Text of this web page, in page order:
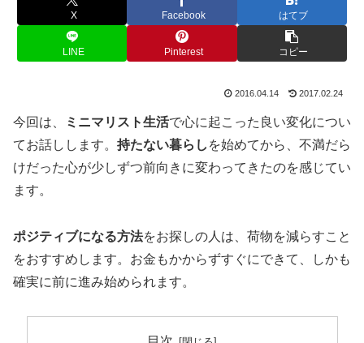
X Facebook はてブ
LINE Pinterest コピー
2016.04.14 2017.02.24
今回は、 ミニマリスト生活で心に起こった良い変化につい
てお話しします。 持たない暮らし を始めてから、不満だら
けだった心が少しずつ前向きに変わってきたのを感じてい
ます。
ポジティブになる方法をお探しの人は、荷物を減らすこと
をおすすめします。お金もかからずすぐにできて、しかも
確実に前に進み始められます。